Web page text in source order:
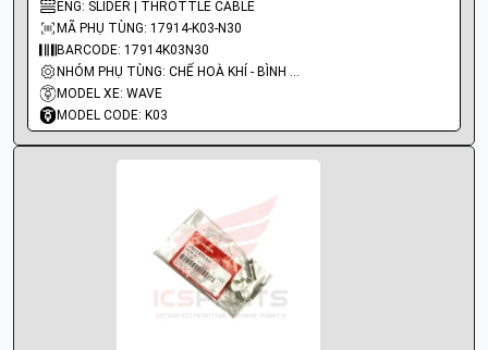
ENG: SLIDER | THROTTLE CABLE
MÃ PHỤ TÙNG: 17914-K03-N30
BARCODE: 17914K03N30
NHÓM PHỤ TÙNG: CHẾ HOÀ KHÍ - BÌNH XĂNG CON - BƠM XĂNG
MODEL XE: WAVE
MODEL CODE: K03